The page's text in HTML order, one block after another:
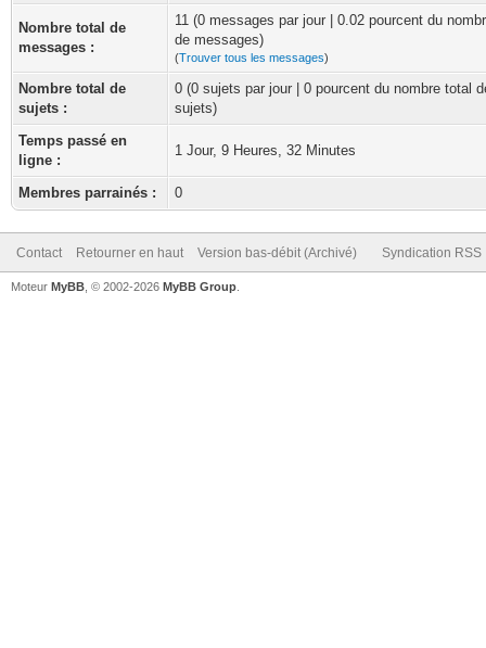
Nombre total de
messages :
11 (0 messages par jour | 0.02 pourcent du
de messages)
(Trouver tous les messages)
Nombre total de
sujets :
0 (0 sujets par jour | 0 pourcent du nombre total
sujets)
Temps passé en
ligne :
1 Jour, 9 Heures, 32 Minutes
Membres parrainés : 0
Contact Retourner en haut Version bas-débit (Archivé) Syndication RSS
Moteur MyBB , © 2002-2026 MyBB Group